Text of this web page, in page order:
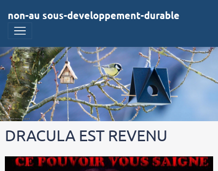
non-au sous-developpement-durable
DRACULA EST REVENU